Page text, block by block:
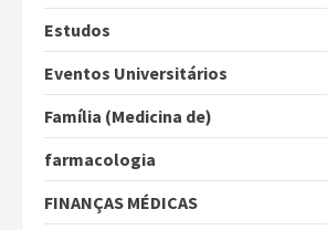
Estudos
Eventos Universitários
Família (Medicina de)
farmacologia
FINANÇAS MÉDICAS